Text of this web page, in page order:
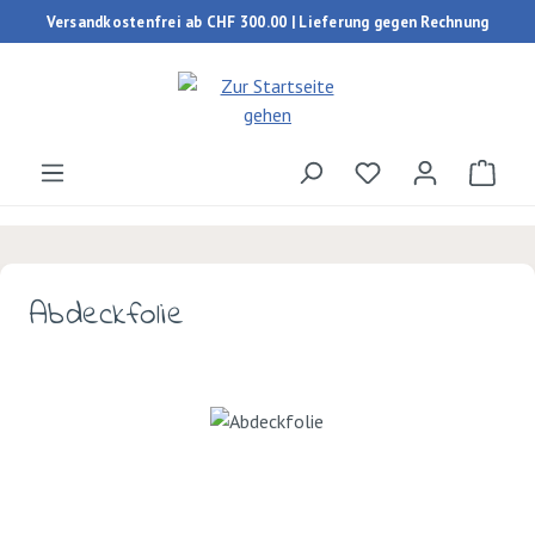
Zum Hauptinhalt springen
Versandkostenfrei ab CHF 300.00 | Lieferung gegen Rechnung
Du hast 0
Abdeckfolie
Bildergalerie überspringen